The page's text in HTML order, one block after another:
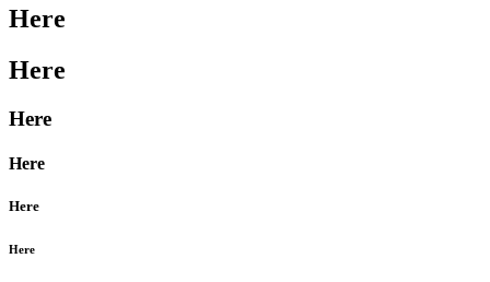
Here
Here
Here
Here
Here
Here